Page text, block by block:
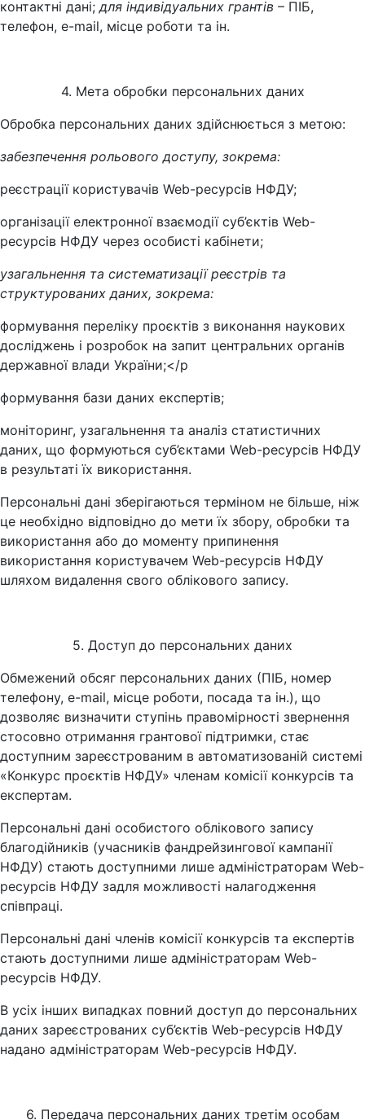
контактні дані; для індивідуальних грантів – ПІБ,
телефон, e-mail, місце роботи та ін.
4. Мета обробки персональних даних
Обробка персональних даних здійснюється з метою:
забезпечення рольового доступу, зокрема:
реєстрації користувачів Web-ресурсів НФДУ;
організації електронної взаємодії суб’єктів Web-
ресурсів НФДУ через особисті кабінети;
узагальнення та систематизації реєстрів та
структурованих даних, зокрема:
формування переліку проєктів з виконання наукових
досліджень і розробок на запит центральних органів
державної влади України;</p
формування бази даних експертів;
моніторинг, узагальнення та аналіз статистичних
даних, що формуються суб’єктами Web-ресурсів НФДУ
в результаті їх використання.
Персональні дані зберігаються терміном не більше, ніж
це необхідно відповідно до мети їх збору, обробки та
використання або до моменту припинення
використання користувачем Web-ресурсів НФДУ
шляхом видалення свого облікового запису.
5. Доступ до персональних даних
Обмежений обсяг персональних даних (ПІБ, номер
телефону, e-mail, місце роботи, посада та ін.), що
дозволяє визначити ступінь правомірності звернення
стосовно отримання грантової підтримки, стає
доступним зареєстрованим в автоматизованій системі
«Конкурс проєктів НФДУ» членам комісії конкурсів та
експертам.
Персональні дані особистого облікового запису
благодійників (учасників фандрейзингової кампанії
НФДУ) стають доступними лише адміністраторам Web-
ресурсів НФДУ задля можливості налагодження
співпраці.
Персональні дані членів комісії конкурсів та експертів
стають доступними лише адміністраторам Web-
ресурсів НФДУ.
В усіх інших випадках повний доступ до персональних
даних зареєстрованих суб’єктів Web-ресурсів НФДУ
надано адміністраторам Web-ресурсів НФДУ.
6. Передача персональних даних третім особам